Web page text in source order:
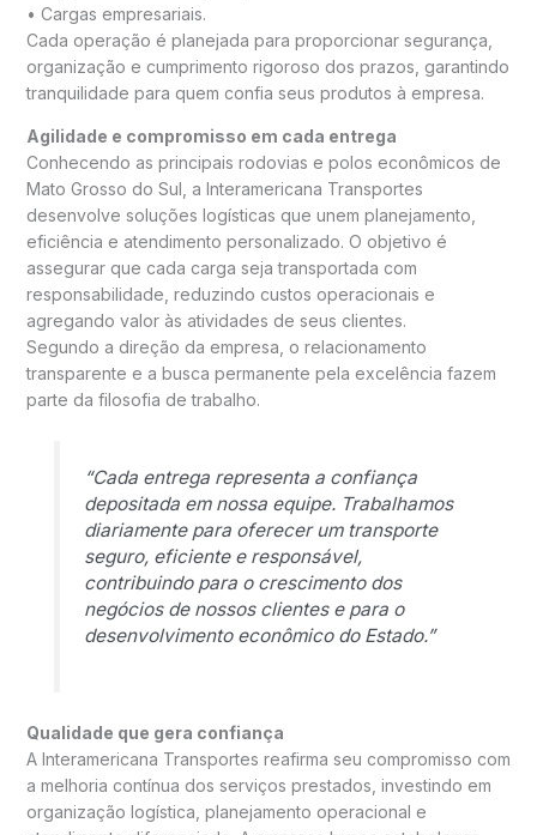
• Cargas empresariais.
Cada operação é planejada para proporcionar segurança,
organização e cumprimento rigoroso dos prazos, garantindo
tranquilidade para quem confia seus produtos à empresa.
Agilidade e compromisso em cada entrega
Conhecendo as principais rodovias e polos econômicos de
Mato Grosso do Sul, a Interamericana Transportes
desenvolve soluções logísticas que unem planejamento,
eficiência e atendimento personalizado. O objetivo é
assegurar que cada carga seja transportada com
responsabilidade, reduzindo custos operacionais e
agregando valor às atividades de seus clientes.
Segundo a direção da empresa, o relacionamento
transparente e a busca permanente pela excelência fazem
parte da filosofia de trabalho.
“Cada entrega representa a confiança
depositada em nossa equipe. Trabalhamos
diariamente para oferecer um transporte
seguro, eficiente e responsável,
contribuindo para o crescimento dos
negócios de nossos clientes e para o
desenvolvimento econômico do Estado.”
Qualidade que gera confiança
A Interamericana Transportes reafirma seu compromisso com
a melhoria contínua dos serviços prestados, investindo em
organização logística, planejamento operacional e